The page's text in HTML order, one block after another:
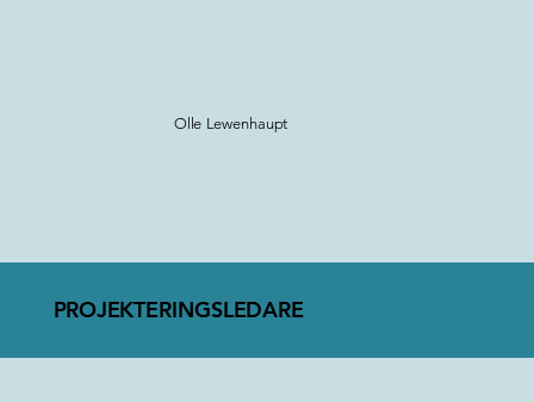
Olle Lewenhaupt
PROJEKTERINGSLEDARE